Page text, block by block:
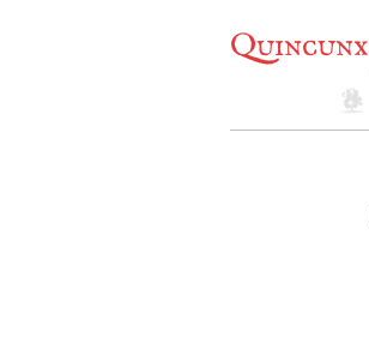
Quincunx